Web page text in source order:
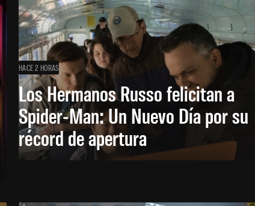
HACE 2 HORAS
Los Hermanos Russo felicitan a
Spider-Man: Un Nuevo Día por su
récord de apertura